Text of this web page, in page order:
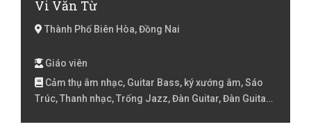
Vi Văn Từ
Thành Phố Biên Hòa, Đồng Nai
Giáo viên
Cảm thụ âm nhạc, Guitar Bass, ký xướng âm, Sáo
Trúc, Thanh nhạc, Trống Jazz, Đàn Guitar, Đàn Guitar